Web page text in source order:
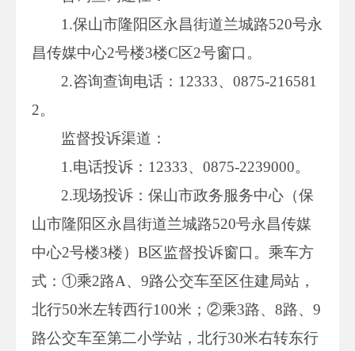
1.保山市隆阳区永昌街道兰城路520号永
昌传媒中心2号楼3楼C区2号窗口。
2.咨询查询电话：12333、0875-216581
2。
监督投诉渠道：
1.电话投诉：12333、0875-2239000。
2.现场投诉：保山市政务服务中心（保
山市隆阳区永昌街道兰城路520号永昌传媒
中心2号楼3楼）B区监督投诉窗口。乘车方
式：①乘2路A、9路公交车至区住建局站，
北行50米左转西行100米；②乘3路、8路、9
路公交车至第二小学站，北行30米右转东行